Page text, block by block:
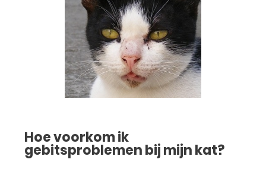
Hoe voorkom ik
gebitsproblemen bij mijn kat?